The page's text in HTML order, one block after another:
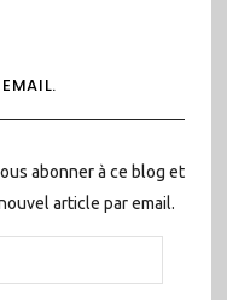
abonner à ce blog et
article par email.